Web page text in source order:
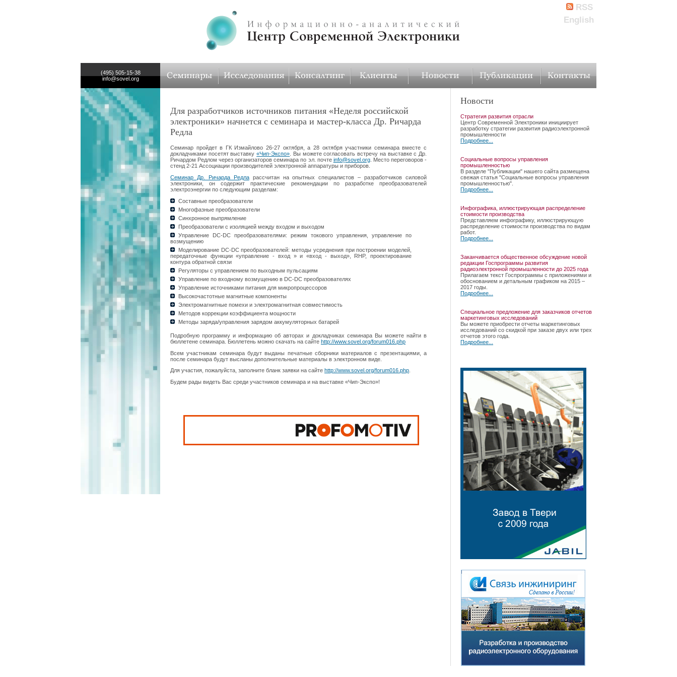
RSS
English
(495) 505-15-38
info@sovel.org
Для разработчиков источников питания «Неделя российской
электроники» начнется с семинара и мастер-класса Др. Ричарда
Редла
Семинар пройдет в ГК Измайлово 26-27 октября, а 28 октября участники семинара вместе с
докладчиками посетят выставку«Чип-Экспо» . Вы можете согласовать встречу на выставке с Др.
Ричардом Редлом через организаторов семинара по эл. почте info@sovel.org. Место переговоров -
стенд 2-21 Ассоциации производителей электронной аппаратуры и приборов.
Семинар Др. Ричарда Редларассчитан на опытных специалистов – разработчиков силовой
электроники, он содержит практические рекомендации по разработке преобразователей
электроэнергии по следующим разделам:
Составные преобразователи
Многофазные преобразователи
Синхронное выпрямление
Преобразователи с изоляцией между входом и выходом
Управление DC-DC преобразователями: режим токового управления, управление по
возмущению
Моделирование DC-DC преобразователей: методы усреднения при построении моделей,
передаточные функции «управление - вход » и «вход - выход», RHP, проектирование
контура обратной связи
Регуляторы с управлением по выходным пульсациям
Управление по входному возмущению в DC-DC преобразователях
Управление источниками питания для микропроцессоров
Высокочастотные магнитные компоненты
Электромагнитные помехи и электромагнитная совместимость
Методов коррекции коэффициента мощности
Методы заряда/управления зарядом аккумуляторных батарей
Подробную программу и информацию об авторах и докладчиках семинара Вы можете найти в
бюллетене семинара. Бюллетень можно скачать на сайте http://www.sovel.org/forum016.php
Всем участникам семинара будут выданы печатные сборники материалов с презентациями, а
после семинара будут высланы дополнительные материалы в электронном виде.
Для участия, пожалуйста, заполните бланк заявки на сайте http://www.sovel.org/forum016.php.
Будем рады видеть Вас среди участников семинара и на выставке «Чип-Экспо»!
Новости
Стратегия развития отрасли
Центр Современной Электроники инициирует
разработку стратегии развития радиоэлектронной
промышленности
Подробнее...
Социальные вопросы управления
промышленностью
В разделе "Публикации" нашего сайта размещена
свежая статья "Социальные вопросы управления
промышленностью".
Подробнее...
Инфографика, иллюстрирующая распределение
стоимости производства
Представляем инфографику, иллюстрирующую
распределение стоимости производства по видам
работ.
Подробнее...
Заканчивается общественное обсуждение новой
редакции Госпрограммы развития
радиоэлектронной промышленности до 2025 года
Прилагаем текст Госпрограммы с приложениями и
обоснованием и детальным графиком на 2015 –
2017 годы.
Подробнее...
Специальное предложение для заказчиков отчетов
маркетинговых исследований
Вы можете приобрести отчеты маркетинговых
исследований со скидкой при заказе двух или трех
отчетов этого года.
Подробнее...